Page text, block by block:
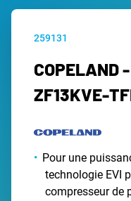
259131
COPELAND
ZF13KVE-
Pour une
technologie EVI
compresseur de